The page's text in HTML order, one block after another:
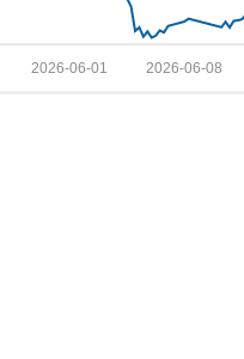
2026-06-08
2026-06-01